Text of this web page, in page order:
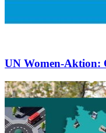
UN Women-Aktion: